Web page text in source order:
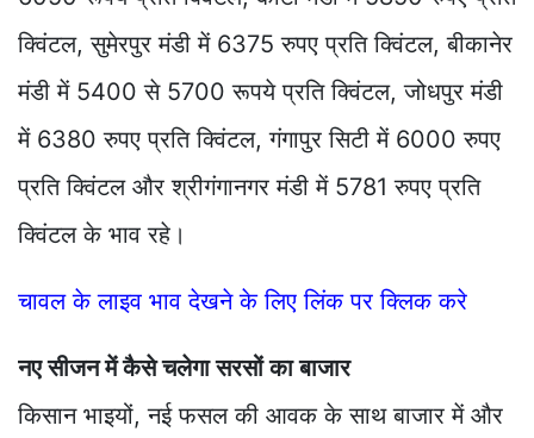
क्विंटल, सुमेरपुर मंडी में 6375 रुपए प्रति क्विंटल, बीकानेर
मंडी में 5400 से 5700 रूपये प्रति क्विंटल, जोधपुर मंडी
में 6380 रुपए प्रति क्विंटल, गंगापुर सिटी में 6000 रुपए
प्रति क्विंटल और श्रीगंगानगर मंडी में 5781 रुपए प्रति
क्विंटल के भाव रहे।
चावल के लाइव भाव देखने के लिए लिंक पर क्लिक करे
नए सीजन में कैसे चलेगा सरसों का बाजार
किसान भाइयों, नई फसल की आवक के साथ बाजार में और